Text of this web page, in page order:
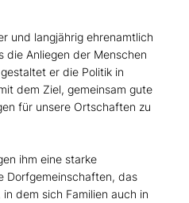
und langjährig ehrenamtlich
die Anliegen der Menschen
er die Politik in
dem Ziel, gemeinsam gute
für unsere Ortschaften zu
ihm eine starke
Dorfgemeinschaften, das
dem sich Familien auch in